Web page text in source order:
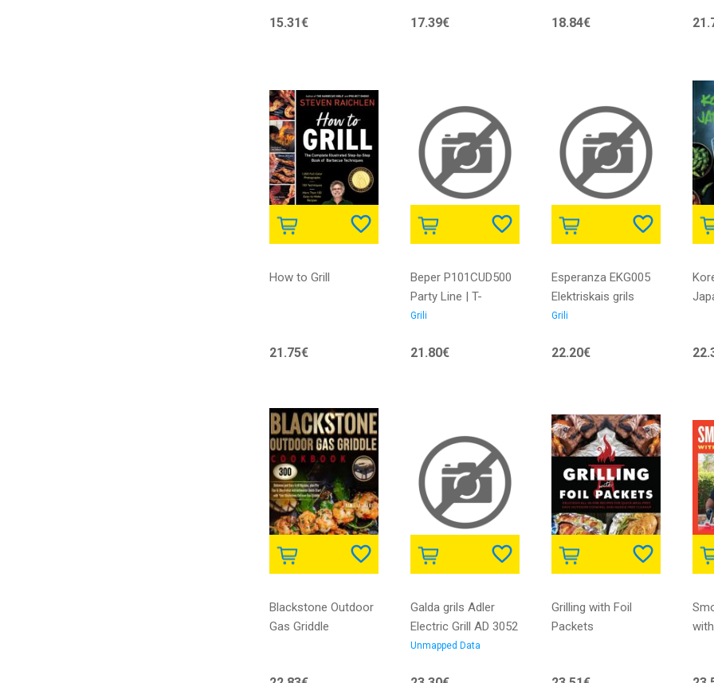
15.31€ 17.39€ 18.84€
How to Grill
21.75€
Beper P101CUD500
Party Line | T-
MLX41979 |
Grili
21.80€
Esperanza EKG005
Elektriskais grils
750W | EKG005 |
10869705665
Grili
22.20€
Blackstone Outdoor
Gas Griddle
Galda grils Adler
Electric Grill AD 3052
Table, 1200 W,
Unmapped Data
Grilling with Foil
Packets